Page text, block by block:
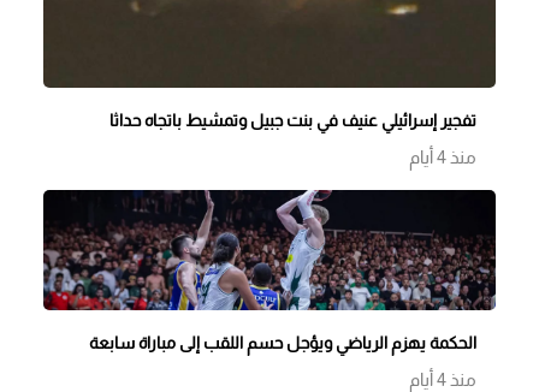
تفجير إسرائيلي عنيف في بنت جبيل وتمشيط باتجاه حداثا
منذ 4 أيام
الحكمة يهزم الرياضي ويؤجل حسم اللقب إلى مباراة سابعة
منذ 4 أيام